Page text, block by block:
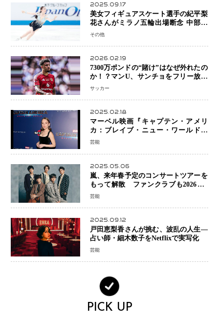
2025.09.17
美女フィギュアスケート選手の紀平梨
花さんがミラノ五輪出場断念 中部選
手権欠場を発表「安全最優先の判断」
その他
2026.02.19
7300万ポンドの“賭け”はなぜ外れたの
か！？マンU、サンチョをフリー放出
へ・・・補強戦略の転換点に
サッカー
2025.02.18
マーベル映画『キャプテン・アメリ
カ：ブレイブ・ニュー・ワールド』
新ブラック・ウィドウ役のシラ・ハー
芸能
2025.05.06
嵐、来年春予定のコンサートツアーを
もって解散 ファンクラブも2026年5
月末で活動終了
芸能
2025.09.12
戸田恵梨香さんが挑む、波乱の人生―
占い師・細木数子をNetflixで実写化
芸能
PICK UP